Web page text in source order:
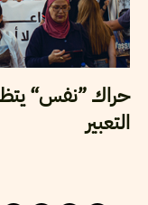
حراك ”نفس“
التعبير